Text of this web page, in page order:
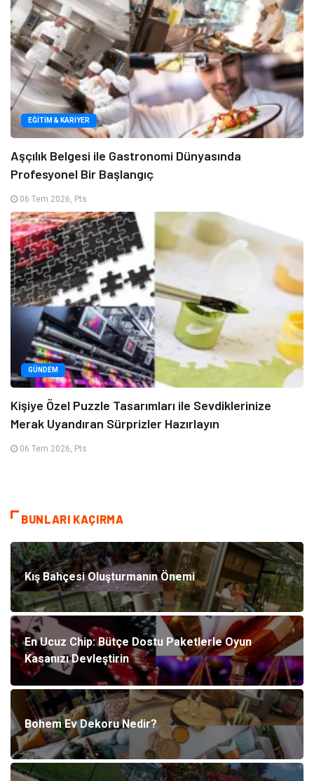
EĞITIM & KARIYER
Aşçılık Belgesi ile Gastronomi Dünyasında
Profesyonel Bir Başlangıç
06 Tem 2026, Pts
GÜNDEM
Kişiye Özel Puzzle Tasarımları ile Sevdiklerinize
Merak Uyandıran Sürprizler Hazırlayın
06 Tem 2026, Pts
BUNLARI KAÇIRMA
Kış Bahçesi Oluşturmanın Önemi
En Ucuz Chip: Bütçe Dostu Paketlerle Oyun
Kasanızı Devleştirin
Bohem Ev Dekoru Nedir?